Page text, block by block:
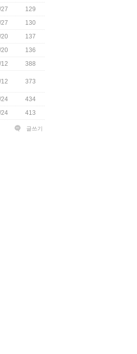
129
130
137
136
388
373
24
434
24 413
글쓰기